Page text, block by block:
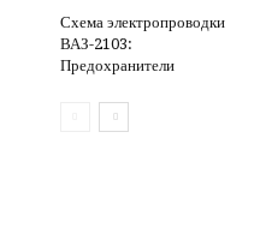
Схема электропроводки
ВАЗ-2103:
Предохранители